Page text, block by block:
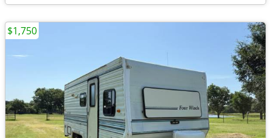
$1,750